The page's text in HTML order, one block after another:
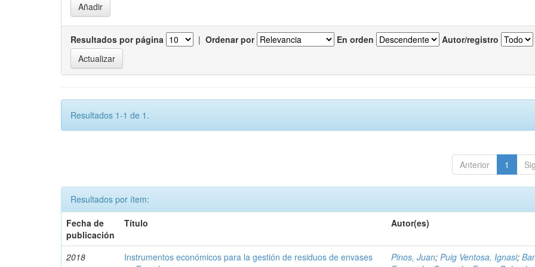
Resultados por página | Ordenar por En orden Autor/registro
Resultados 1-1 de 1.
Anterior 1
Resultados por ítem:
Fecha de
publicación
Título Autor(es)
2018
Instrumentos económicos para la gestión de residuos de envases
Pinos, Juan;Puig Ventosa, Ignasi;